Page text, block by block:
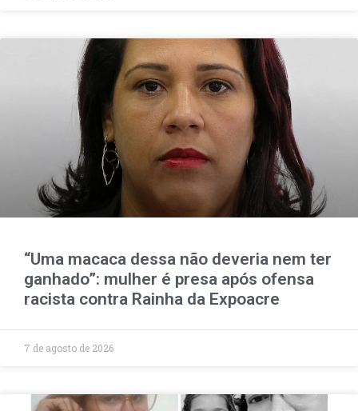
“Uma macaca dessa não deveria nem ter
ganhado”: mulher é presa após ofensa
racista contra Rainha da Expoacre
7 de agosto de 2026